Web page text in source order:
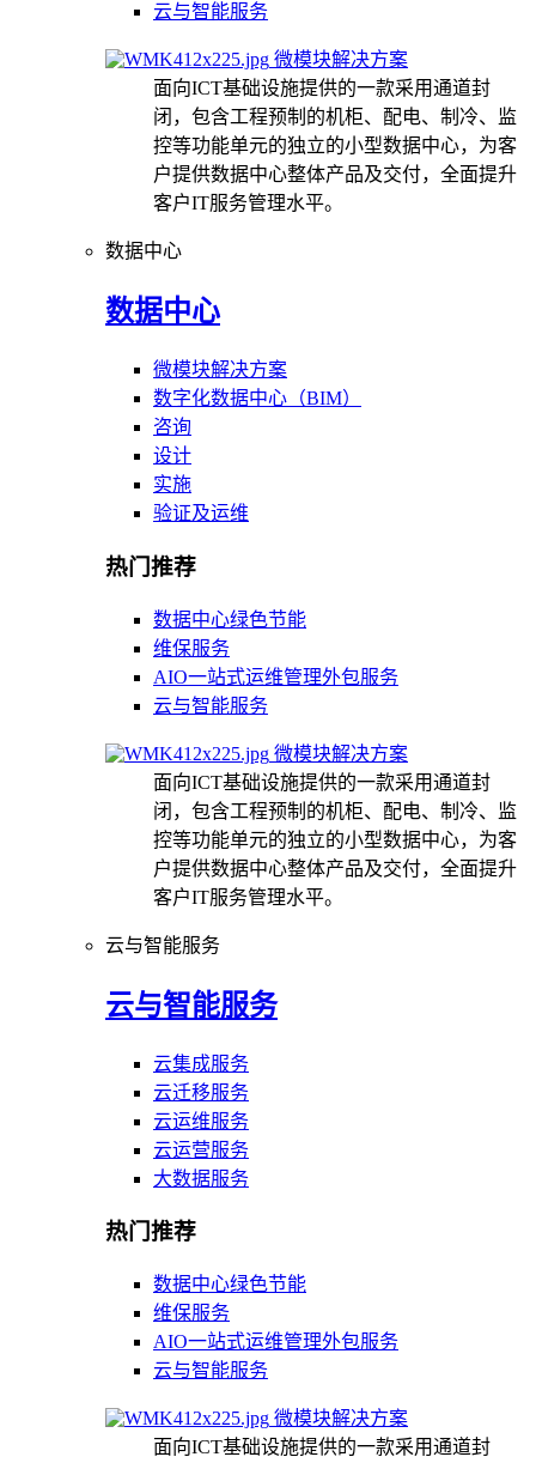
云与智能服务
微模块解决方案
面向ICT基础设施提供的一款采用通道封
闭，包含工程预制的机柜、配电、制冷、监
控等功能单元的独立的小型数据中心，为客
户提供数据中心整体产品及交付，全面提升
客户IT服务管理水平。
数据中心
数据中心
微模块解决方案
数字化数据中心（BIM）
咨询
设计
实施
验证及运维
热门推荐
数据中心绿色节能
维保服务
AIO一站式运维管理外包服务
云与智能服务
微模块解决方案
面向ICT基础设施提供的一款采用通道封
闭，包含工程预制的机柜、配电、制冷、监
控等功能单元的独立的小型数据中心，为客
户提供数据中心整体产品及交付，全面提升
客户IT服务管理水平。
云与智能服务
云与智能服务
云集成服务
云迁移服务
云运维服务
云运营服务
大数据服务
热门推荐
数据中心绿色节能
维保服务
AIO一站式运维管理外包服务
云与智能服务
微模块解决方案
面向ICT基础设施提供的一款采用通道封